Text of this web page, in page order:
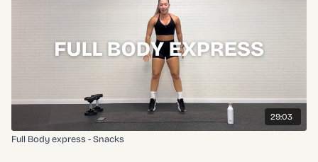
29:03
Full Body express - Snacks